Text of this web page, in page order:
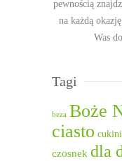
pewnością
na każdą
Was
Tagi
beza Boże
ciasto
czosnek dla